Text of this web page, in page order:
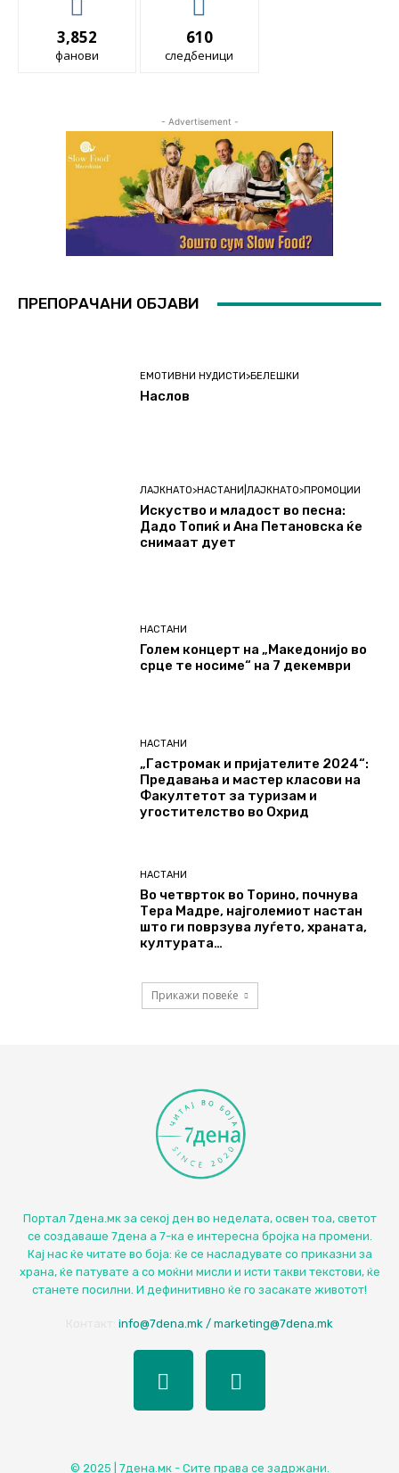
3,852
фанови
610
следбеници
- Advertisement -
ПРЕПОРАЧАНИ ОБЈАВИ
ЕМОТИВНИ НУДИСТИ>БЕЛЕШКИ
Наслов
ЛАЈКНАТО>НАСТАНИ|ЛАЈКНАТО>ПРОМОЦИИ
Искуство и младост во песна:
Дадо Топиќ и Ана Петановска ќе
снимаат дует
НАСТАНИ
Голем концерт на „Македонијо во
срце те носиме“ на 7 декември
НАСТАНИ
„Гастромак и пријателите 2024“:
Предавања и мастер класови на
Факултетот за туризам и
угостителство во Охрид
НАСТАНИ
Во четврток во Торино, почнува
Тера Мадре, најголемиот настан
што ги поврзува луѓето, храната,
културата…
Прикажи повеќе
Портал 7дена.мк за секој ден во неделата, освен тоа, светот
се создаваше 7дена а 7-ка е интересна бројка на промени.
Кај нас ќе читате во боја: ќе се насладувате со приказни за
храна, ќе патувате а со моќни мисли и исти такви текстови, ќе
станете посилни. И дефинитивно ќе го засакате животот!
info@7dena.mk / marketing@7dena.mk
© 2025 | 7дена.мк - Сите права се задржани.